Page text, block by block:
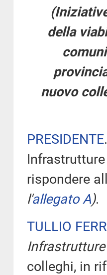
della
nuovo
PRESIDENTE
rispondere
l'allegato A).
TULLIO
colleghi, in